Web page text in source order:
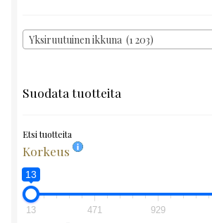
Yksiruutuinen ikkuna (1 203)
Suodata tuotteita
Etsi tuotteita
Korkeus
13
13 471 929